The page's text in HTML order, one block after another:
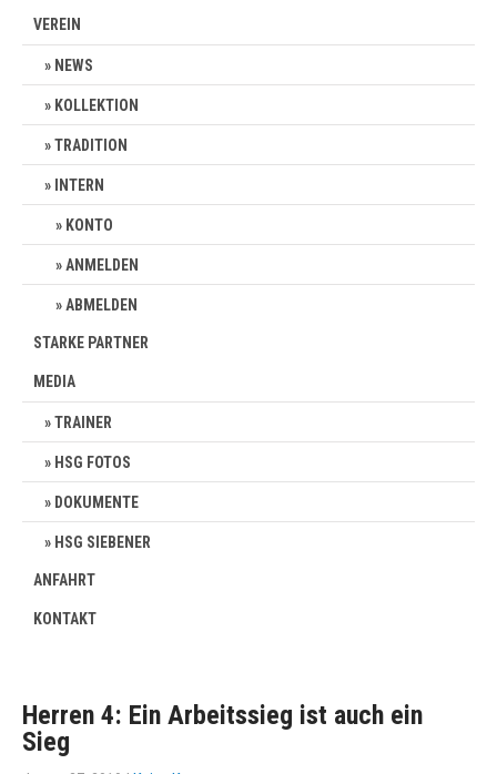
VEREIN
NEWS
KOLLEKTION
TRADITION
INTERN
KONTO
ANMELDEN
ABMELDEN
STARKE PARTNER
MEDIA
TRAINER
HSG FOTOS
DOKUMENTE
HSG SIEBENER
ANFAHRT
KONTAKT
Herren 4: Ein Arbeitssieg ist auch ein
Sieg